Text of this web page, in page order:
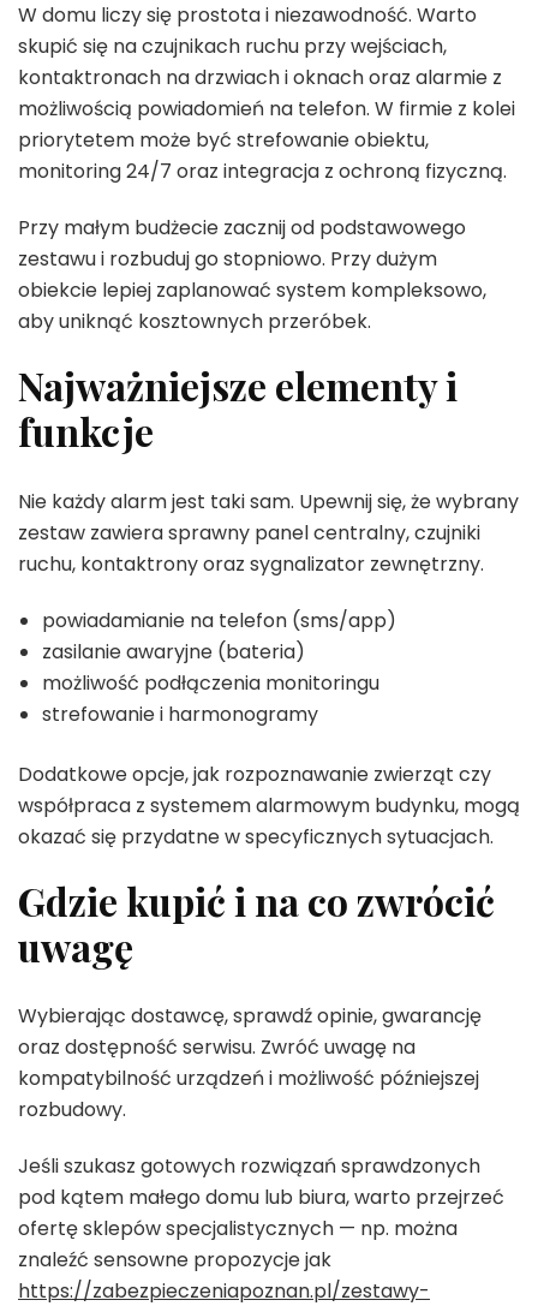
W domu liczy się prostota i niezawodność. Warto
skupić się na czujnikach ruchu przy wejściach,
kontaktronach na drzwiach i oknach oraz alarmie z
możliwością powiadomień na telefon. W firmie z kolei
priorytetem może być strefowanie obiektu,
monitoring 24/7 oraz integracja z ochroną fizyczną.
Przy małym budżecie zacznij od podstawowego
zestawu i rozbuduj go stopniowo. Przy dużym
obiekcie lepiej zaplanować system kompleksowo,
aby uniknąć kosztownych przeróbek.
Najważniejsze elementy i
funkcje
Nie każdy alarm jest taki sam. Upewnij się, że wybrany
zestaw zawiera sprawny panel centralny, czujniki
ruchu, kontaktrony oraz sygnalizator zewnętrzny.
powiadamianie na telefon (sms/app)
zasilanie awaryjne (bateria)
możliwość podłączenia monitoringu
strefowanie i harmonogramy
Dodatkowe opcje, jak rozpoznawanie zwierząt czy
współpraca z systemem alarmowym budynku, mogą
okazać się przydatne w specyficznych sytuacjach.
Gdzie kupić i na co zwrócić
uwagę
Wybierając dostawcę, sprawdź opinie, gwarancję
oraz dostępność serwisu. Zwróć uwagę na
kompatybilność urządzeń i możliwość późniejszej
rozbudowy.
Jeśli szukasz gotowych rozwiązań sprawdzonych
pod kątem małego domu lub biura, warto przejrzeć
ofertę sklepów specjalistycznych — np. można
znaleźć sensowne propozycje jak
https://zabezpieczeniapoznan.pl/zestawy-